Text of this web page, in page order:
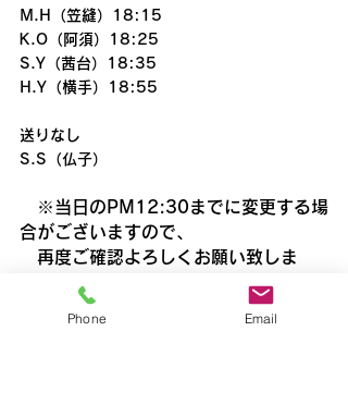
M.H（笠縫）18:15
K.O（阿須）18:25
S.Y（茜台）18:35
H.Y（横手）18:55
送りなし
S.S（仏子）
※当日のPM12:30までに変更する場
合がございますので、
再度ご確認よろしくお願い致しま
※道路状況により到着時刻が多少前後
Phone Email